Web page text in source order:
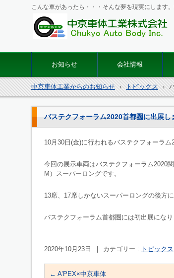
体工業
こんな車があったら・・・そんな夢を現実にします
お知らせ 会社情報
中京車体工業からのお知らせ › トピックス ›
バステクフォーラム2020首都圏に出展し
10月30日(金)に行われるバステクフォーラム
今回の展示車両はバステクフォーラム2020
M）スーパーロングです。
13席、17席しかないスーパーロングの後方
バステクフォーラム首都圏には初出展になり
2020年10月23日 カテゴリー : トピックス
← A’PEX×中京車体